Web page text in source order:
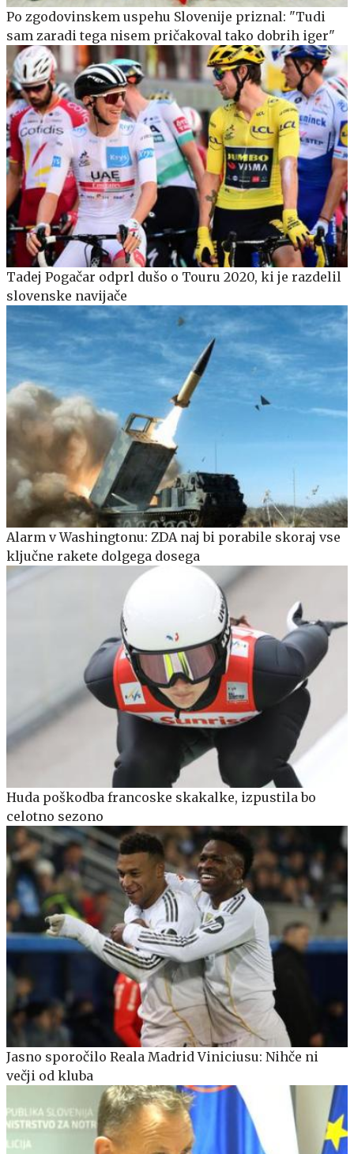
Po zgodovinskem uspehu Slovenije priznal: "Tudi
sam zaradi tega nisem pričakoval tako dobrih iger"
Tadej Pogačar odprl dušo o Touru 2020, ki je razdelil
slovenske navijače
Alarm v Washingtonu: ZDA naj bi porabile skoraj vse
ključne rakete dolgega dosega
Huda poškodba francoske skakalke, izpustila bo
celotno sezono
Jasno sporočilo Reala Madrid Viniciusu: Nihče ni
večji od kluba